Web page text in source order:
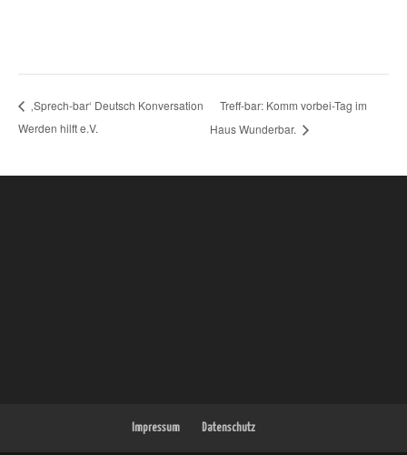
‚Sprech-bar‘ Deutsch Konversation
Werden hilft e.V.
Treff-bar: Komm vorbei-Tag im
Haus Wunderbar.
Impressum Datenschutz